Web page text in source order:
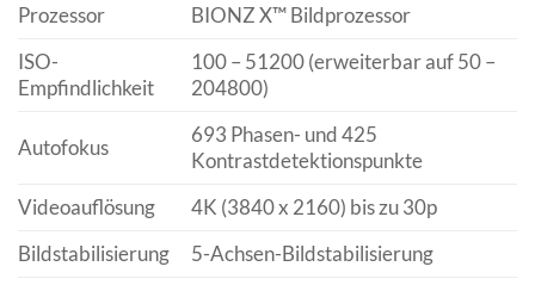
Prozessor
BIONZ X™ Bildprozessor
ISO-
Empfindlichkeit
100 – 51200 (erweiterbar auf 50 –
204800)
Autofokus
693 Phasen- und 425
Kontrastdetektionspunkte
Videoauflösung
4K (3840 x 2160) bis zu 30p
Bildstabilisierung
5-Achsen-Bildstabilisierung